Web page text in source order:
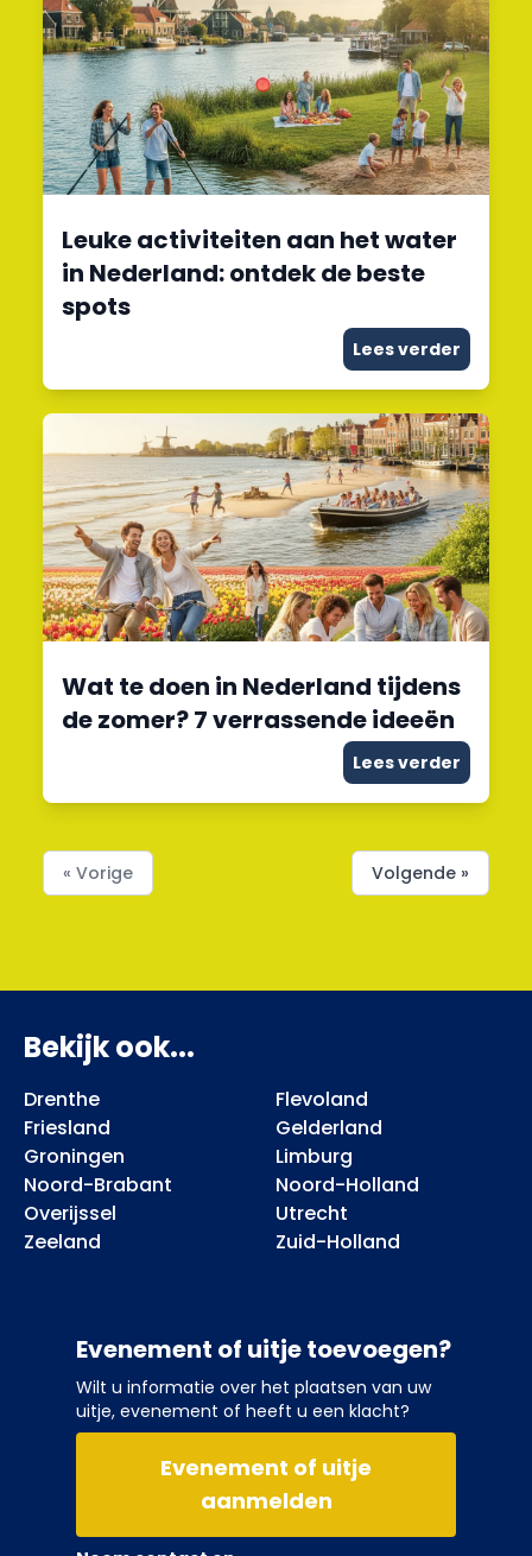
Leuke activiteiten aan het water
in Nederland: ontdek de beste
spots
Lees verder
Wat te doen in Nederland tijdens
de zomer? 7 verrassende ideeën
Lees verder
« Vorige Volgende »
Bekijk ook...
Drenthe
Flevoland
Friesland
Gelderland
Groningen
Limburg
Noord-Brabant
Noord-Holland
Overijssel
Utrecht
Zeeland
Zuid-Holland
Evenement of uitje toevoegen?
Wilt u informatie over het plaatsen van uw
uitje, evenement of heeft u een klacht?
Evenement of uitje
aanmelden